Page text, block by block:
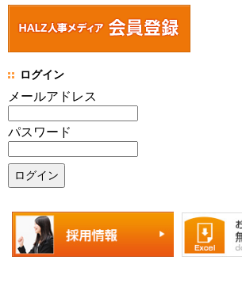
ログイン
メールアドレス
パスワード